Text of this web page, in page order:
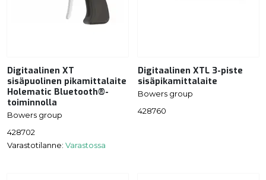
Digitaalinen XT
sisäpuolinen pikamittalaite
Holematic Bluetooth®-
toiminnolla
Bowers group
428702
Varastotilanne: Varastossa
Digitaalinen XTL 3-piste
sisäpikamittalaite
Bowers group
428760